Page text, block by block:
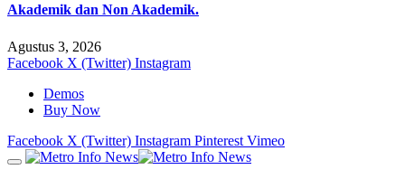
Akademik dan Non Akademik.
Agustus 3, 2026
Facebook X (Twitter) Instagram
Demos
Buy Now
Facebook X (Twitter) Instagram Pinterest Vimeo